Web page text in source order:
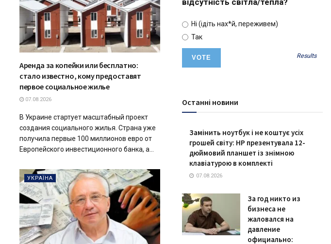
Аренда за копейки или бесплатно:
стало известно, кому предоставят
первое социальное жилье
07.08.2026
В Украине стартует масштабный проект
создания социального жилья. Страна уже
получила первые 100 миллионов евро от
Европейского инвестиционного банка, а...
УКРАЇНА
відсутність світла/тепла?
Ні (ідіть нах*й, переживем)
Так
Results
Останні новини
Замінить ноутбук і не коштує усіх
грошей світу: HP презентувала 12-
дюймовий планшет із знімною
клавіатурою в комплекті
07.08.2026
За год никто из
бизнеса не
жаловался на
давление
официально: